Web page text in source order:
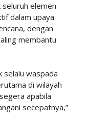
seluruh elemen
dalam upaya
dengan
membantu
selalu waspada
di wilayah
apabila
secepatnya,”